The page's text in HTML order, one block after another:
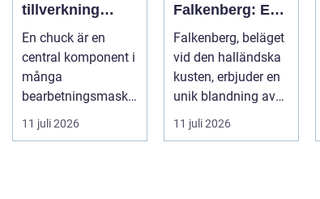
tillverkning
funktion,
precision och
smarta val
En chuck är en
central komponent i
många
bearbetningsmaski
ner. Den håller fast
ämnet eller
11 juli 2026
Falkenberg: En
guide till rätt
bostad för dig
Falkenberg, beläget
vid den halländska
kusten, erbjuder en
unik blandning av
naturskö...
11 juli 2026